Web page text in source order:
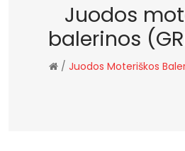
Juodos
balerinos
/ Juodos Moteriškos